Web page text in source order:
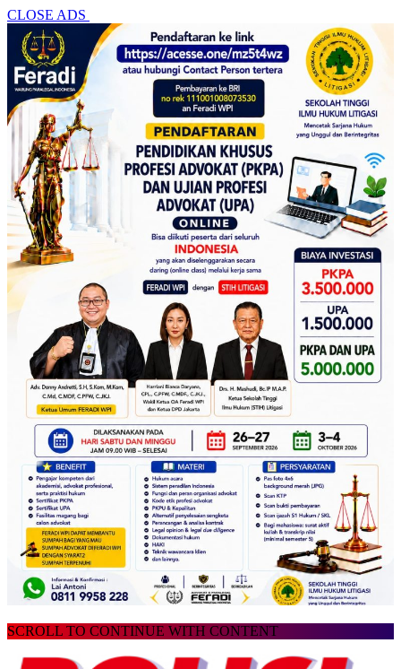
CLOSE ADS
SCROLL TO CONTINUE WITH CONTENT